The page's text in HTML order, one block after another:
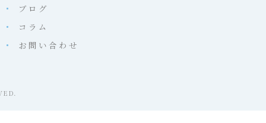
ブログ
コラム
お問い合わせ